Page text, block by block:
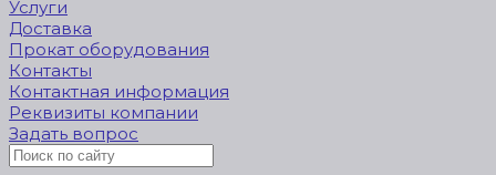
Услуги
Доставка
Прокат оборудования
Контакты
Контактная информация
Реквизиты компании
Задать вопрос